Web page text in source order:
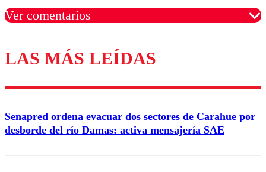
Ver comentarios
Los comentarios son moderados para garantizar un
diálogo respetuoso.
Correo
LAS MÁS LEÍDAS
Senapred ordena evacuar dos sectores de Carahue por
desborde del río Damas: activa mensajería SAE